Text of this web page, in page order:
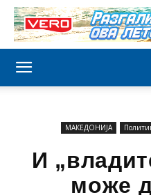
МАКЕДОНИЈА
И
може